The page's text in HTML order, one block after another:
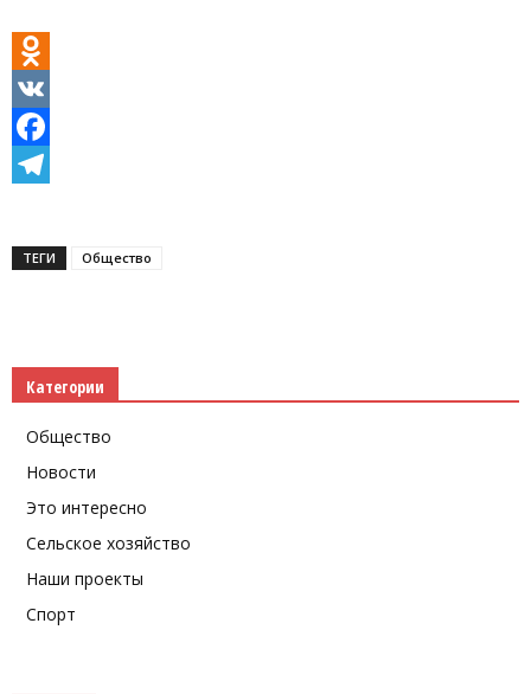
Odnoklassniki
VK
Facebook
ТЕГИ Общество
Категории
Общество
Новости
Это интересно
Сельское хозяйство
Наши проекты
Спорт